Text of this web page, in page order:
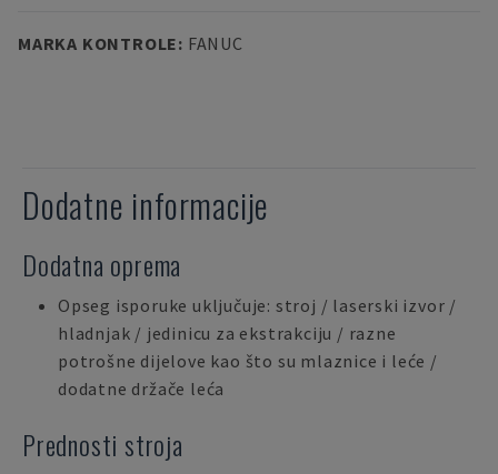
MARKA KONTROLE: FANUC
Dodatne informacije
Dodatna oprema
Opseg isporuke uključuje: stroj / laserski izvor /
hladnjak / jedinicu za ekstrakciju / razne
potrošne dijelove kao što su mlaznice i leće /
dodatne držače leća
Prednosti stroja